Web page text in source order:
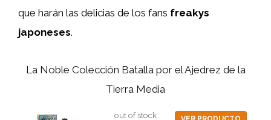
que harán las delicias de los fans freakys
japoneses.
La Noble Colección Batalla por el Ajedrez de la
Tierra Media
out of stock